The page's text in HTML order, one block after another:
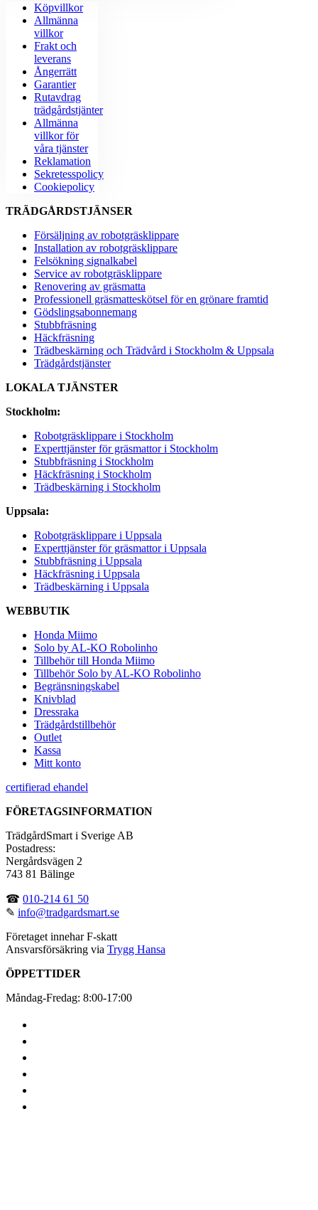
Köpvillkor
Allmänna
villkor
Frakt och
leverans
Ångerrätt
Garantier
Rutavdrag
trädgårdstjänter
Allmänna
villkor för
våra tjänster
Reklamation
Sekretesspolicy
Cookiepolicy
TRÄDGÅRDSTJÄNSER
Försäljning av robotgräsklippare
Installation av robotgräsklippare
Felsökning signalkabel
Service av robotgräsklippare
Renovering av gräsmatta
Professionell gräsmatteskötsel för en grönare framtid
Gödslingsabonnemang
Stubbfräsning
Häckfräsning
Trädbeskärning och Trädvård i Stockholm & Uppsala
Trädgårdstjänster
LOKALA TJÄNSTER
Stockholm:
Robotgräsklippare i Stockholm
Experttjänster för gräsmattor i Stockholm
Stubbfräsning i Stockholm
Häckfräsning i Stockholm
Trädbeskärning i Stockholm
Uppsala:
Robotgräsklippare i Uppsala
Experttjänster för gräsmattor i Uppsala
Stubbfräsning i Uppsala
Häckfräsning i Uppsala
Trädbeskärning i Uppsala
WEBBUTIK
Honda Miimo
Solo by AL-KO Robolinho
Tillbehör till Honda Miimo
Tillbehör Solo by AL-KO Robolinho
Begränsningskabel
Knivblad
Dressraka
Trädgårdstillbehör
Outlet
Kassa
Mitt konto
certifierad ehandel
FÖRETAGSINFORMATION
TrädgårdSmart i Sverige AB
Postadress:
Nergårdsvägen 2
743 81 Bälinge
☎ 010-214 61 50
✎ info@tradgardsmart.se
Företaget innehar F-skatt
Ansvarsförsäkring via Trygg Hansa
ÖPPETTIDER
Måndag-Fredag: 8:00-17:00